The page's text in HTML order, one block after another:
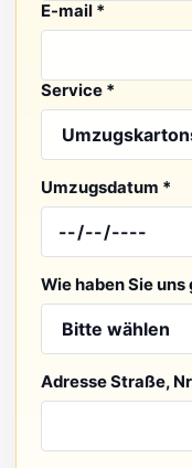
E-mail *
Service *
Umzugsdatum *
Wie haben Sie uns
Adresse Straße,